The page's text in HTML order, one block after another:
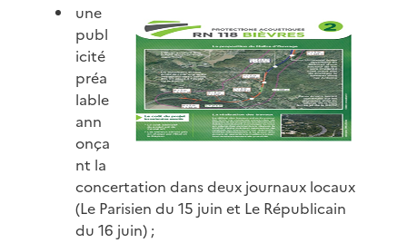
une
publ
icité
préa
lable
ann
onça
nt la
concertation dans deux journaux locaux
(Le Parisien du 15 juin et Le Républicain
du 16 juin) ;